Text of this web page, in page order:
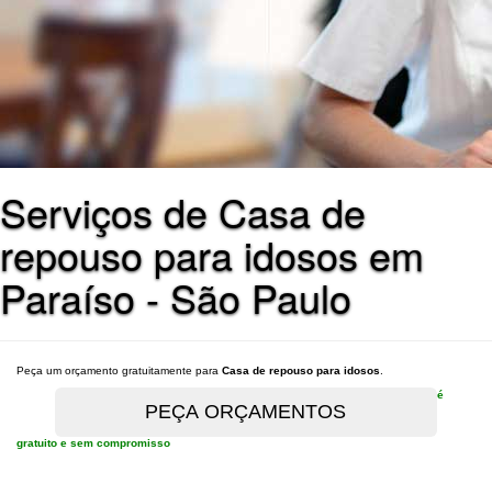
Serviços de Casa de
repouso para idosos em
Paraíso - São Paulo
Peça um orçamento gratuitamente para Casa de repouso para idosos
é
gratuito e sem compromisso